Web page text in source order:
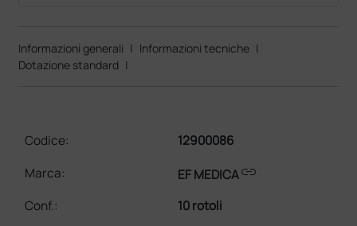
Informazioni generali | Informazioni tecniche |
Dotazione standard |
Codice:
12900086
Marca:
EF MEDICAlink
Conf.:
10 rotoli